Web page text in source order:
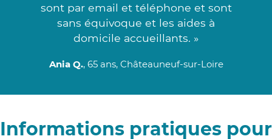
sont par email et téléphone et sont
sans équivoque et les aides à
domicile accueillants. »
Ania Q., 65 ans, Châteauneuf-sur-Loire
Informations pratiques pour